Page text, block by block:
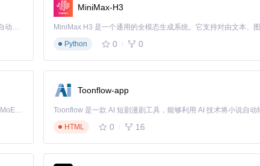
Claude Code 的开源替代方案。连接任意大模型，编辑代码，运行命令，自动验证 — 全自动执行。用 Rust 构建，极致性能。 ｜ An open-source alternative to Claude Code. Connect any LLM, edit code, run commands, and verify changes — autonomously. Built in Rust for speed. Get Started
MiniMax-H3
Python
0 0
Kimi K3 是Kimi能力最强的模型：这是一个拥有 2.8 万亿参数的混合专家（MoE）模型，具备原生视觉理解能力，并支持 100 万 token 的上下文窗口。
Toonflow-app
HTML
0 16